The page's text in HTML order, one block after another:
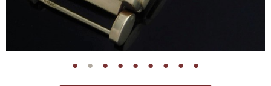
● ● ● ● ● ● ● ● ●